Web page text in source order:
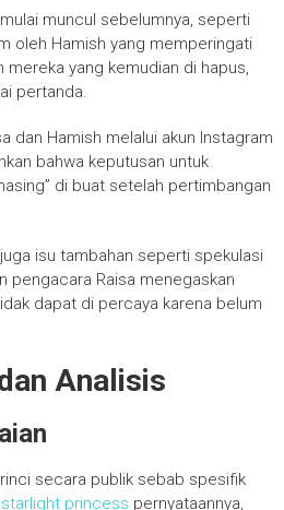
muncul sebelumnya, seperti
oleh Hamish yang memperingati
mereka yang kemudian di hapus,
pertanda.
dan Hamish melalui akun Instagram
bahwa keputusan untuk
di buat setelah pertimbangan
isu tambahan seperti spekulasi
pengacara Raisa menegaskan
dapat di percaya karena belum
Analisis
secara publik sebab spesifik
starlight princess pernyataannya,